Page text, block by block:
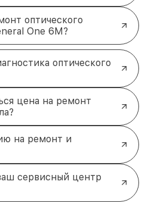
оптического
One 6M?
оптического
цена на ремонт
на ремонт и
сервисный центр